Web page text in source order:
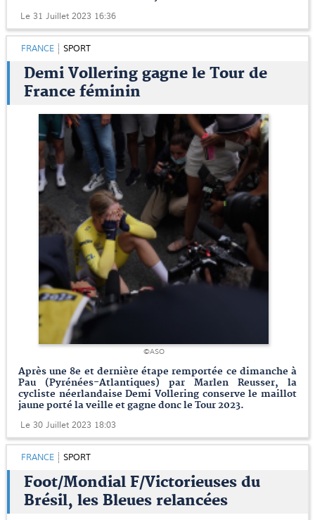
Le 31 Juillet 2023 16:36
FRANCE SPORT
Demi Vollering gagne le Tour de
France féminin
©ASO
Après une 8e et dernière étape remportée ce dimanche à
Pau (Pyrénées-Atlantiques) par Marlen Reusser, la
cycliste néerlandaise Demi Vollering conserve le maillot
jaune porté la veille et gagne donc le Tour 2023.
Le 30 Juillet 2023 18:03
FRANCE SPORT
Foot/Mondial F/Victorieuses du
Brésil, les Bleues relancées